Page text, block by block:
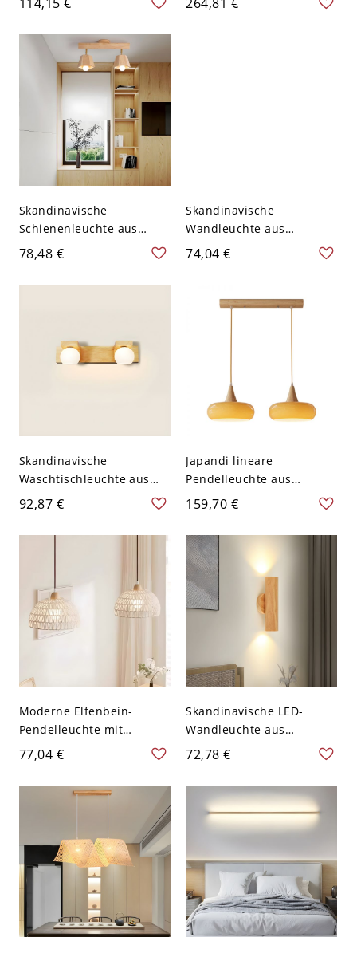
langes Stab-
Waschtischlicht für das
Schlafzimmer - 110V-120V
59,69 cm Doppelseitiges
Licht Weißlicht
Massivholz - 110V-120V 2
Skandinavische
Schienenleuchte aus
Massivholz, lineare,
bündige Deckenleuchte
mit verstellbaren
78,48 €
Skandinavische
Wandleuchte aus
Naturholz,
minimalistische
Spiegelleuchte für
Wohnzimmer - 2 110V-
74,04 €
Skandinavische
Waschtischleuchte aus
Massivholz, lineare
Wandleuchte mit
satinierten Glaskugeln für
92,87 €
Japandi lineare
Pendelleuchte aus
Massivholz, Kücheninsel-
Kronleuchter aus
glasiertem Glas mit
verstellbarem Kabel -
110V-120V Orange 2
159,70 €
Moderne Elfenbein-
Pendelleuchte mit
verstellbarer
Aufhängelänge und
Rattanschirm - 110V-120V
77,04 €
Skandinavische LED-
Wandleuchte aus
Massivholz,
minimalistische lineare
Zylinderleuchte für
Wohnzimmer oder Flur -
Holz Weißlicht 110V-120V
72,78 €